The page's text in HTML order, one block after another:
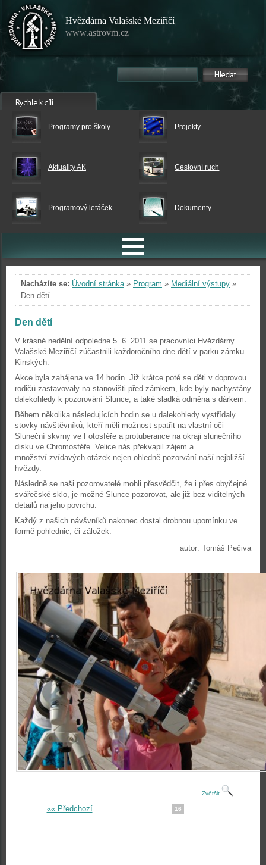
Hvězdárna Valašské Meziříčí
www.astrovm.cz
Programy pro školy Projekty
Aktuality AK Cestovní ruch
Programový letáček Dokumenty
Nacházíte se: Úvodní stránka» Program » Mediální výstupy »
Den dětí
Den dětí
V krásné nedělní odpoledne 5. 6. 2011 se pracovníci Hvězdárny
Valašské Meziříčí zúčastnili každoročního dne dětí v parku zámku
Kinských.
Akce byla zahájena ve 14 hodin. Již krátce poté se děti v doprovou
rodičů zastavovaly na stanovišti před zámkem, kde byly nachystány
dalekohledy k pozorování Slunce, a také sladká odměna s dárkem.
Během několika následujících hodin se u dalekohledy vystřídaly
stovky návštěvníků, kteří měli možnost spatřit na vlastní oči
Sluneční skvrny ve Fotosféře a protuberance na okraji slunečního
disku ve Chromosféře. Velice nás překvapil zájem a
množství zvídavých otázek nejen ohledně pozorvání naší nejbližší
hvězdy.
Následně se naši pozorovatelé mohli přesvědčit, že i přes obyčejné
svářečské sklo, je možné Slunce pozorovat, ale již bez viditelných
detailů na jeho povrchu.
Každý z našich návšvníků nakonec dostal drobnou upomínku ve
formě pohlednic, či záložek.
autor: Tomáš Pečiva
Zvětšit
«« Předchozí 16